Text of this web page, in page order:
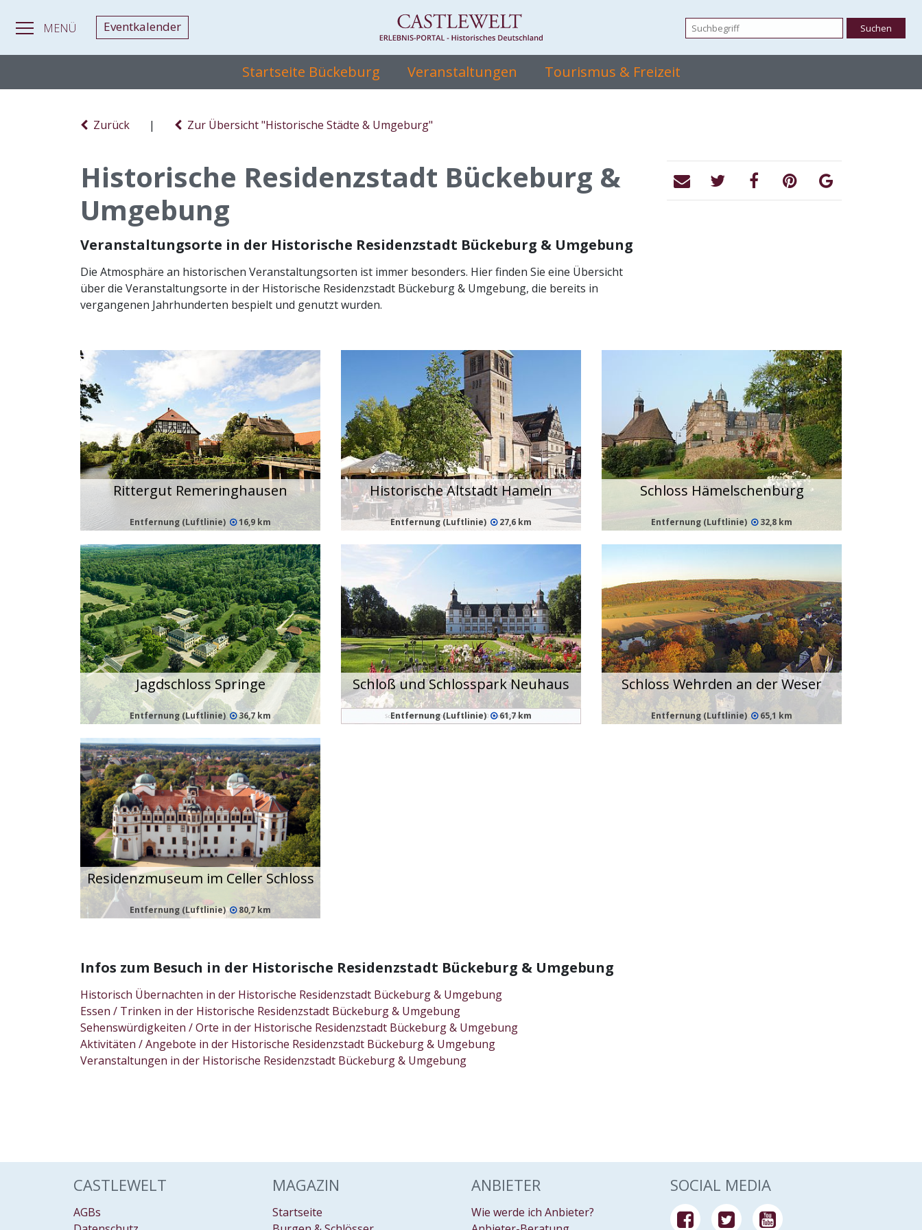
MENÜ Eventkalender
Startseite Bückeburg Veranstaltungen Tourismus & Freizeit
Zurück | Zur Übersicht "Historische Städte & Umgeburg"
Historische Residenzstadt Bückeburg &
Umgebung
Veranstaltungsorte in der Historische Residenzstadt Bückeburg & Umgebung
Die Atmosphäre an historischen Veranstaltungsorten ist immer besonders. Hier finden Sie eine Übersicht
über die Veranstaltungsorte in der Historische Residenzstadt Bückeburg & Umgebung, die bereits in
vergangenen Jahrhunderten bespielt und genutzt wurden.
Rittergut Remeringhausen
Entfernung (Luftlinie) 16,9 km
Historische Altstadt Hameln
Entfernung (Luftlinie) 27,6 km
Schloss Hämelschenburg
Entfernung (Luftlinie) 32,8 km
Jagdschloss Springe
Entfernung (Luftlinie) 36,7 km
Schloß und Schlosspark Neuhaus
Entfernung (Luftlinie) 61,7 km
Schloss Wehrden an der Weser
Entfernung (Luftlinie) 65,1 km
Residenzmuseum im Celler Schloss
Entfernung (Luftlinie) 80,7 km
Infos zum Besuch in der Historische Residenzstadt Bückeburg & Umgebung
Historisch Übernachten in der Historische Residenzstadt Bückeburg & Umgebung
Essen / Trinken in der Historische Residenzstadt Bückeburg & Umgebung
Sehenswürdigkeiten / Orte in der Historische Residenzstadt Bückeburg & Umgebung
Aktivitäten / Angebote in der Historische Residenzstadt Bückeburg & Umgebung
Veranstaltungen in der Historische Residenzstadt Bückeburg & Umgebung
CASTLEWELT
AGBs
MAGAZIN
Startseite
ANBIETER
Wie werde ich Anbieter?
SOCIAL MEDIA